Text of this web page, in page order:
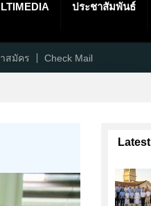
ประชาสัมพันธ์
สมัคร Check Mail
Latest